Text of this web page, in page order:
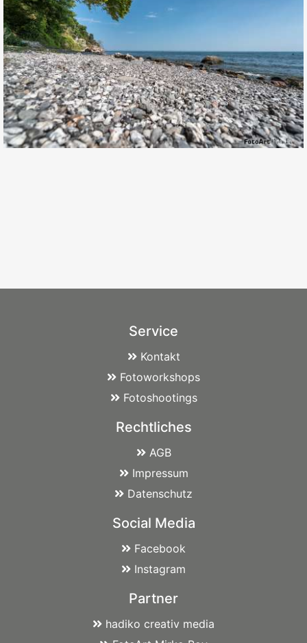
Service
Kontakt
Fotoworkshops
Fotoshootings
Rechtliches
AGB
Impressum
Datenschutz
Social Media
Facebook
Instagram
Partner
hadiko creativ media